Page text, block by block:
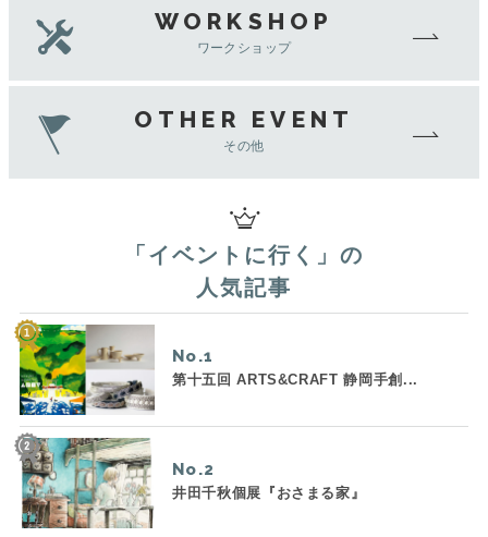
WORKSHOP
ワークショップ
OTHER EVENT
その他
「 イベントに行く
」の
人気記事
No.
第十五回 ARTS&CRAFT 静岡手創...
No.
井田千秋個展『おさまる家』